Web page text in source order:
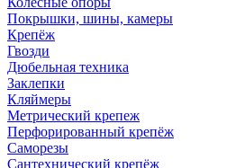
Покрышки, шины, камеры
Крепёж
Гвозди
Дюбельная техника
Заклепки
Кляймеры
Метрический крепеж
Перфорированный крепёж
Саморезы
Сантехнический крепёж